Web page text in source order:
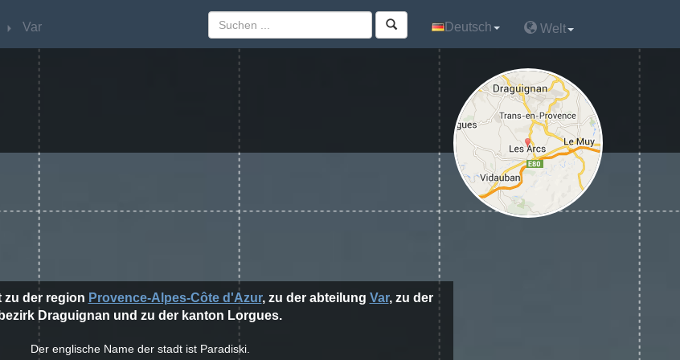
Var Deutsch Welt
zu der region Provence-Alpes-Côte d'Azur, zu der abteilung Var, zu der
bezirk Draguignan und zu der kanton Lorgues.
Der englische Name der stadt ist Paradiski.
Var Deutsch Welt